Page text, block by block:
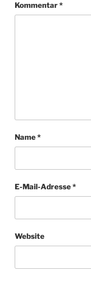
Kommentar*
Name*
E-Mail-Adresse*
Website